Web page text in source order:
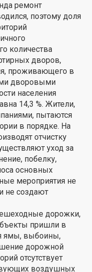
ремонт
поэтому доля
количества
дворов,
проживающего в
дворовыми
населения
14,3 %. Жители,
пытаются
в порядке. На
отчистку
уход за
побелку,
основных
мероприятия не
не создают
дорожки,
пришли в
ямы, выбоины,
дорожной
отсутствует
воздушных